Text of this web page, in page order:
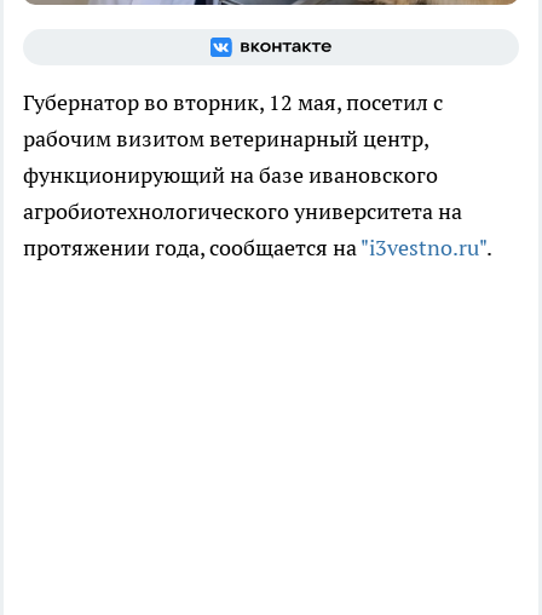
Губернатор во вторник, 12 мая, посетил с
рабочим визитом ветеринарный центр,
функционирующий на базе ивановского
агробиотехнологического университета на
протяжении года, сообщается на"i3vestno.ru".